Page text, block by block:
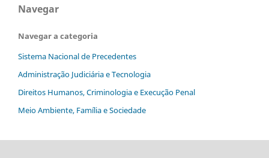
Navegar
Navegar a categoria
Sistema Nacional de Precedentes
Administração Judiciária e Tecnologia
Direitos Humanos, Criminologia e Execução Penal
Meio Ambiente, Família e Sociedade